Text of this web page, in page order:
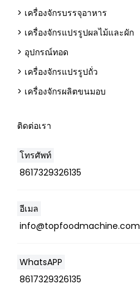
> เครื่องจักรบรรจุอาหาร
> เครื่องจักรแปรรูปผลไม้และผัก
> อุปกรณ์ทอด
> เครื่องจักรแปรรูปถั่ว
> เครื่องจักรผลิตขนมอบ
ติดต่อเรา
โทรศัพท์
8617329326135
อีเมล
info@topfoodmachine.com
WhatsAPP
8617329326135